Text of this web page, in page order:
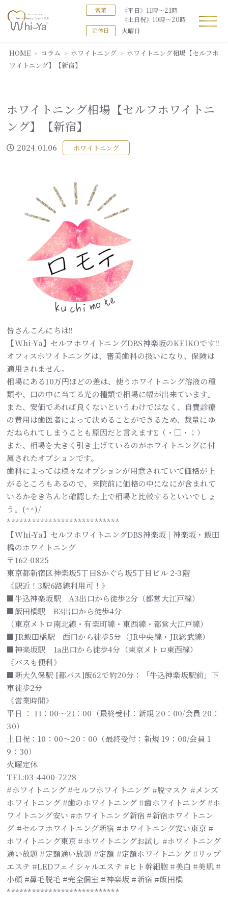
営業
《平日》11時～21時
《土日祝》10時～20時
定休日 火曜日
HOME コラム ホワイトニング
ホワイトニング相場【セルフホ
ワイトニング】【新宿】
ホワイトニング相場【セルフホワイトニ
ング】【新宿】
2024.01.06 ホワイトニング
皆さんこんにちは!!
【Whi-Ya】セルフホワイトニングDBS神楽坂のKEIKOです!!
オフィスホワイトニングは、審美歯科の扱いになり、保険は
適用されません。
相場にある10万円ほどの差は、使うホワイトニング溶液の種
類や、口の中に当てる光の種類で相場に幅が出来ています。
また、安価であれば良くないというわけではなく、自費診療
の費用は歯医者によって決めることができるため、裁量にゆ
だねられてしまうことも原因だと言えますΣ（・□・；）
また、相場を大きく引き上げているのがホワイトニングに付
属されたオプションです。
歯科によっては様々なオプションが用意されていて価格が上
がるところもあるので、来院前に価格の中になにが含まれて
いるかをきちんと確認した上で相場と比較するといいでしょ
う。(^^)/
***************************
【Whi-Ya】セルフホワイトニングDBS神楽坂 | 神楽坂・飯田
橋のホワイトニング
〒162-0825
東京都新宿区神楽坂5丁目8かぐら坂5丁目ビル 2-3階
《駅近！3駅6路線利用可！》
■牛込神楽坂駅 A3出口から徒歩2分（都営大江戸線）
■飯田橋駅 B3出口から徒歩4分
（東京メトロ南北線・有楽町線・東西線・都営大江戸線）
■JR飯田橋駅 西口から徒歩5分（JR中央線・JR総武線）
■神楽坂駅 1a出口から徒歩4分（東京メトロ東西線）
《バスも便利》
■新大久保駅 [都バス]飯62で約20分：「牛込神楽坂駅前」下
車徒歩2分
《営業時間》
平日 ： 11：00～21：00（最終受付：新規 20：00/会員 20：
30）
土日祝：10：00～20：00（最終受付：新規 19：00/会員 1
9：30）
火曜定休
TEL:03-4400-7228
#ホワイトニング #セルフホワイトニング #脱マスク #メンズ
ホワイトニング #歯のホワイトニング #歯ホワイトニング #ホ
ワイトニング安い #ホワイトニング新宿 #新宿ホワイトニン
グ #セルフホワイトニング新宿 #ホワイトニング安い東京 #
ホワイトニング東京 #ホワイトニングお試し #ホワイトニング
通い放題 #定額通い放題 #定額 #定額ホワイトニング #リップ
エステ #LEDフェイシャルエステ #ヒト幹細胞 #美白 #美肌 #
小顔 #鼻毛脱毛 #完全個室 #神楽坂 #新宿 #飯田橋
***************************